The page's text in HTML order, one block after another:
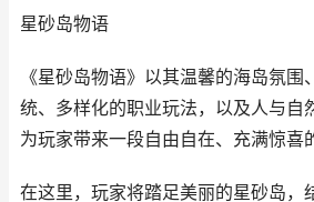
星砂岛物语
《星砂岛物语》以其温馨的海岛氛围
统、多样化的职业玩法，以及人与自
为玩家带来一段自由自在、充满惊喜
在这里，玩家将踏足美丽的星砂岛，